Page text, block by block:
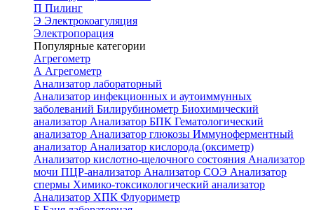
П Пилинг
Э Электрокоагуляция
Электропорация
Популярные категории
Агрегометр
А Агрегометр
Анализатор лабораторный
Анализатор инфекционных и аутоиммунных
заболеваний Билирубинометр Биохимический
анализатор Анализатор БПК Гематологический
анализатор Анализатор глюкозы Иммуноферментный
анализатор Анализатор кислорода (оксиметр)
Анализатор кислотно-щелочного состояния Анализатор
мочи ПЦР-анализатор Анализатор СОЭ Анализатор
спермы Химико-токсикологический анализатор
Анализатор ХПК Флуориметр